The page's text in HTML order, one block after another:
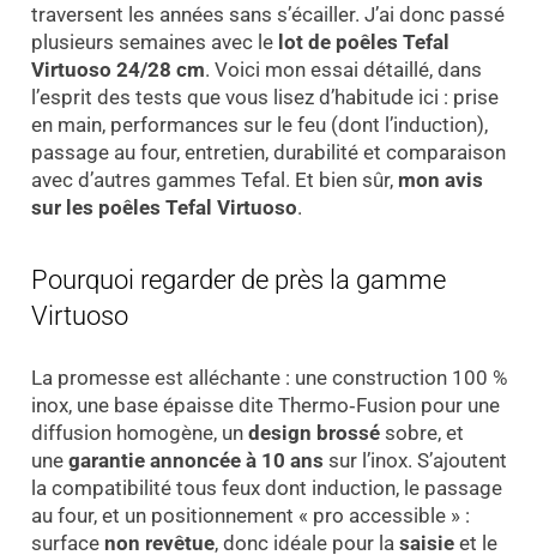
traversent les années sans s’écailler. J’ai donc passé
plusieurs semaines avec le lot de poêles Tefal
Virtuoso 24/28 cm. Voici mon essai détaillé, dans
l’esprit des tests que vous lisez d’habitude ici : prise
en main, performances sur le feu (dont l’induction),
passage au four, entretien, durabilité et comparaison
avec d’autres gammes Tefal. Et bien sûr, mon avis
sur les poêles Tefal Virtuoso.
Pourquoi regarder de près la gamme
Virtuoso
La promesse est alléchante : une construction 100 %
inox, une base épaisse dite Thermo‑Fusion pour une
diffusion homogène, un design brossésobre, et
une garantie annoncée à 10 ans sur l’inox. S’ajoutent
la compatibilité tous feux dont induction, le passage
au four, et un positionnement « pro accessible » :
surface non revêtue, donc idéale pour la saisieet le